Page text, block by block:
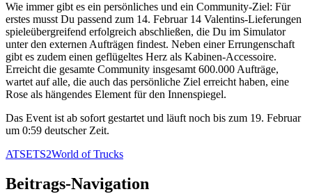
Wie immer gibt es ein persönliches und ein Community-Ziel: Für
erstes musst Du passend zum 14. Februar 14 Valentins-Lieferungen
spieleübergreifend erfolgreich abschließen, die Du im Simulator
unter den externen Aufträgen findest. Neben einer Errungenschaft
gibt es zudem einen geflügeltes Herz als Kabinen-Accessoire.
Erreicht die gesamte Community insgesamt 600.000 Aufträge,
wartet auf alle, die auch das persönliche Ziel erreicht haben, eine
Rose als hängendes Element für den Innenspiegel.
Das Event ist ab sofort gestartet und läuft noch bis zum 19. Februar
um 0:59 deutscher Zeit.
ATSETS2World of Trucks
Beitrags-Navigation